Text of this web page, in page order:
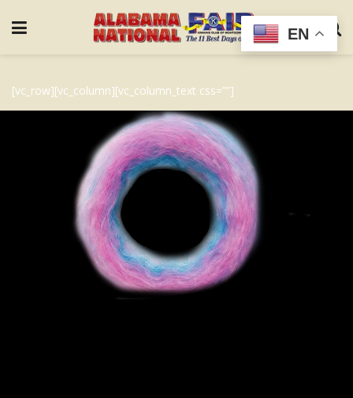
[vc_row][vc_column][vc_column_text css=””]
EN